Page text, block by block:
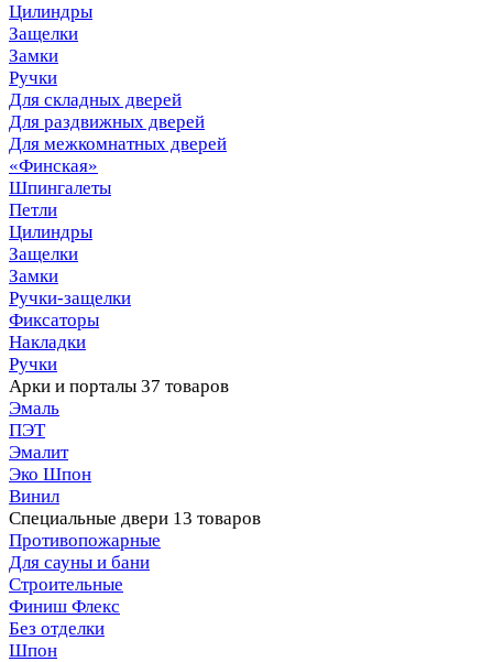
Цилиндры
Защелки
Замки
Ручки
Для складных дверей
Для раздвижных дверей
Для межкомнатных дверей
«Финская»
Шпингалеты
Петли
Цилиндры
Защелки
Замки
Ручки-защелки
Фиксаторы
Накладки
Ручки
Арки и порталы 37 товаров
Эмаль
ПЭТ
Эмалит
Эко Шпон
Винил
Специальные двери 13 товаров
Противопожарные
Для сауны и бани
Строительные
Финиш Флекс
Без отделки
Шпон